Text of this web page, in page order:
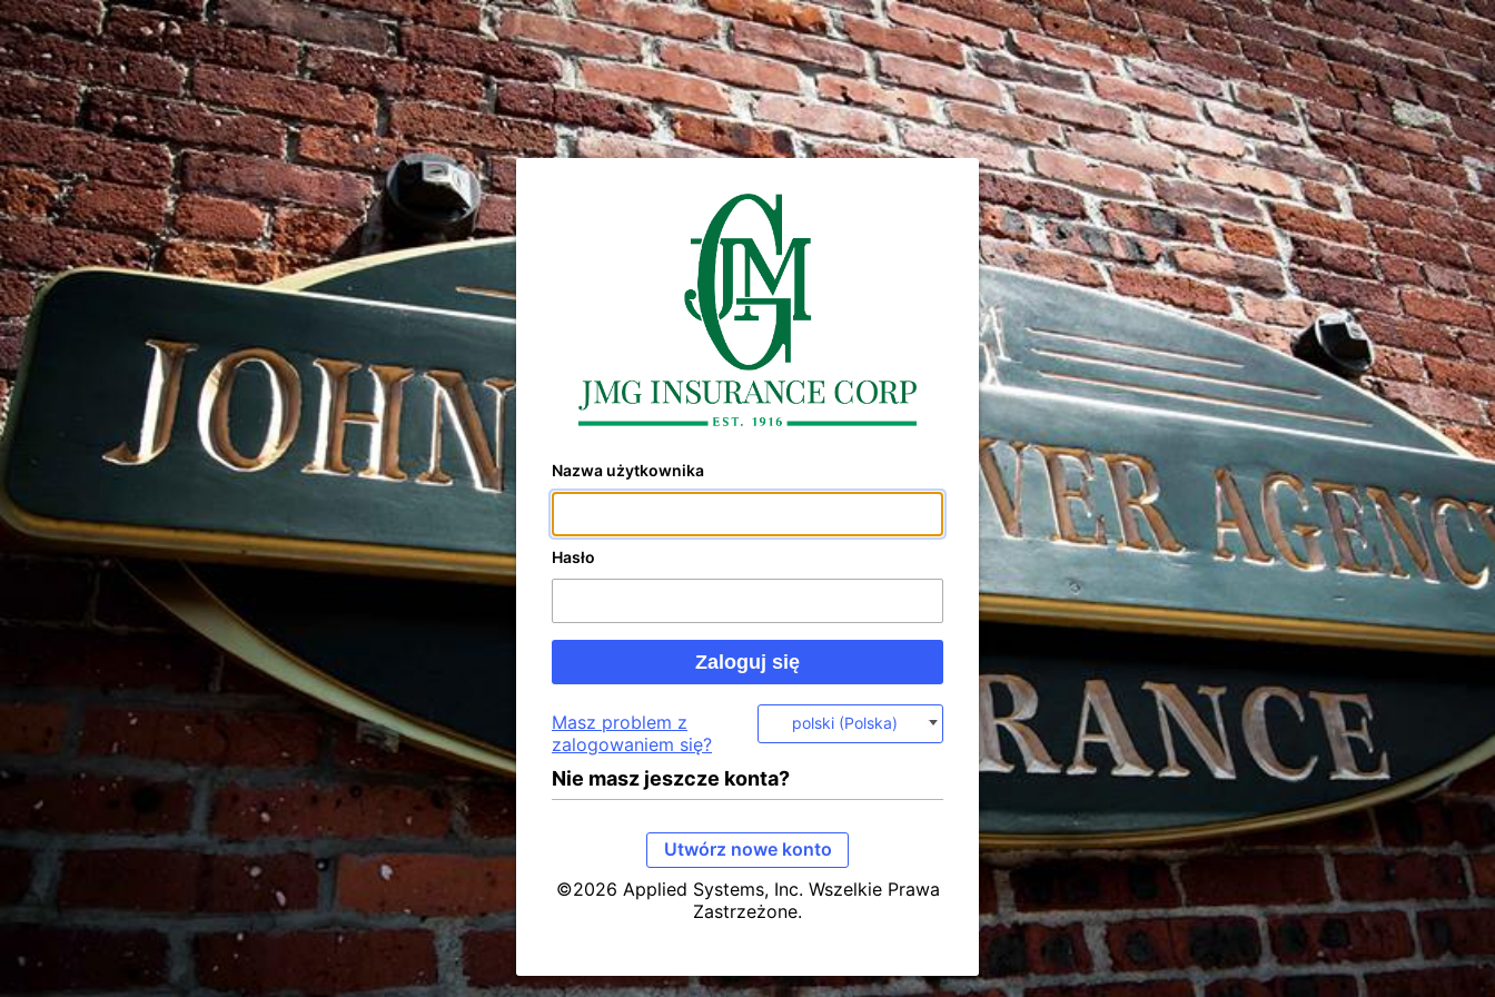
Nazwa użytkownika
Hasło
Masz problem z
zalogowaniem się?
polski (Polska)
Nie masz jeszcze konta?
Utwórz nowe konto
©2026 Applied Systems, Inc. Wszelkie Prawa
Zastrzeżone.